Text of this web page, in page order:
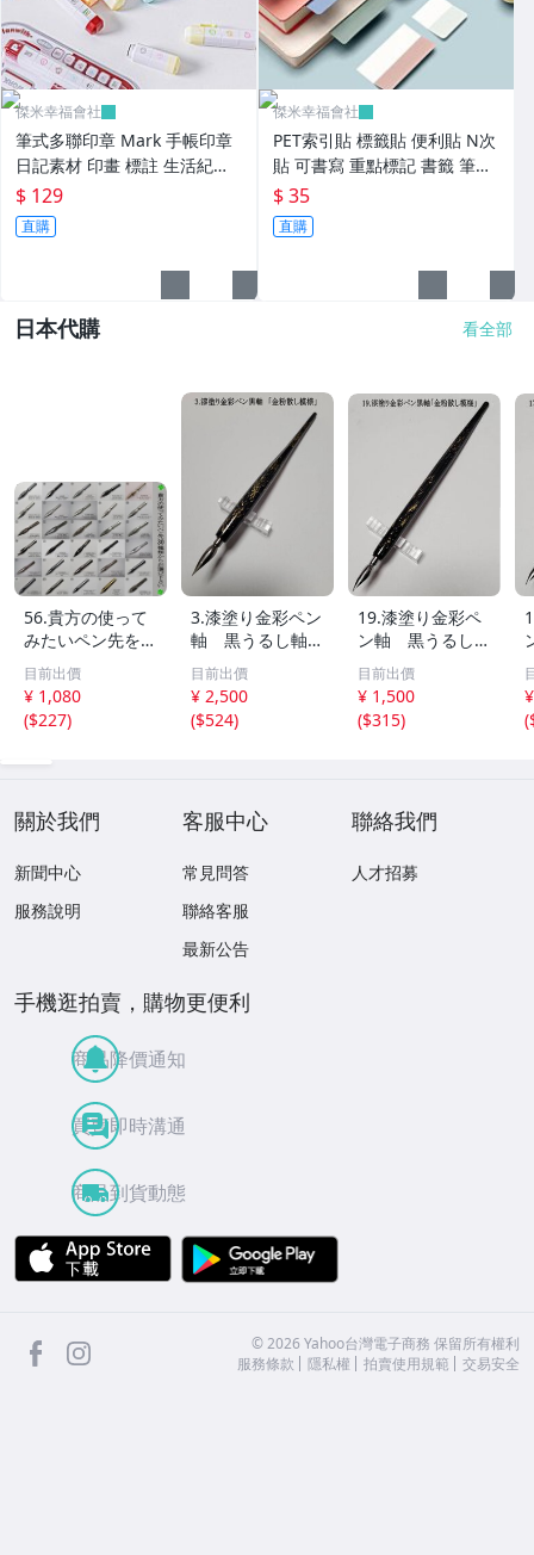
傑米幸福會社
筆式多聯印章 Mark 手帳印章
日記素材 印畫 標註 生活紀錄
心情打卡 蓋章【JC5601】《Ja
mi》
$ 129
直購
傑米幸福會社
PET索引貼 標籤貼 便利貼 N次
貼 可書寫 重點標記 書籤 筆記
記錄 分類歸檔 手帳貼【JC560
0】《Jami》
$ 35
直購
日本代購 看全部
56.貴方の使って
みたいペン先を3
0種類の中から10
種類を選んで試し
て見ませんか。ニ
ッコー・タチカ
目前出價
¥ 1,080
($227)
3.漆塗り金彩ペン
軸 黒うるし軸
「金粉散し模様」
漆の肌触りが伝
わる特製オリジナ
ル軸１本【 限定
目前出價
¥ 2,500
($524)
19.漆塗り金彩ペ
ン軸 黒うるし
軸 「金粉散し模
様」 漆の肌触り
が伝わる特製オリ
ジナル軸１本 【
目前出價
¥ 1,500
($315)
(
關於我們
新聞中心
服務說明
客服中心
常見問答
聯絡客服
最新公告
聯絡我們
人才招募
手機逛拍賣，購物更便利
商品降價通知
買賣即時溝通
商品到貨動態
APP Store
facebook ©2026 Yahoo台灣電子商務 保留所有權利
服務條款
隱私權 拍賣使用規範 交易安全